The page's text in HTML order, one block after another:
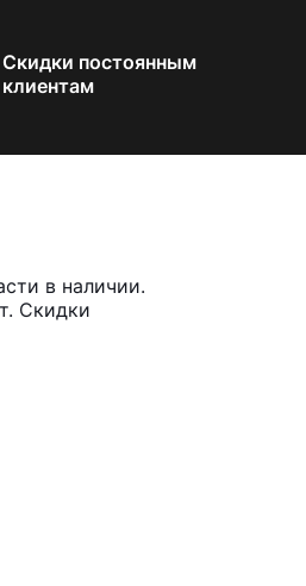
Скидки постоянным
клиентам
в наличии.
Скидки